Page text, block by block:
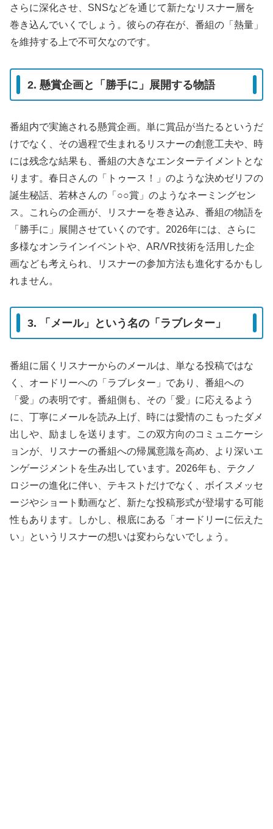
さらに深化させ、SNSなどを通じて新たなリスナー層を
巻き込んでいくでしょう。彼らの存在が、番組の「熱量」
を維持する上で不可欠なのです。
2. 懸賞企画と「勝手に」展開する物語
番組内で実施される懸賞企画。単に賞品が当たるというだ
けでなく、その過程で生まれるリスナーの創意工夫や、時
には残念な結果も、番組の大きなエンターテイメントとな
ります。春日さんの「トゥース！」のような決めゼリフの
誕生秘話、若林さんの「○○賞」のようなネーミングセン
ス。これらの企画が、リスナーを巻き込み、番組の物語を
「勝手に」展開させていくのです。2026年には、さらに
多様なオンラインイベントや、AR/VR技術を活用した企
画なども考えられ、リスナーの参加方法も進化するかもし
れません。
3. 「メール」という名の「ラブレター」
番組に届くリスナーからのメールは、単なる投稿ではな
く、オードリーへの「ラブレター」であり、番組への
「愛」の表明です。番組側も、その「愛」に応えるよう
に、丁寧にメールを読み上げ、時には愛情のこもったダメ
出しや、励ましを送ります。この双方向のコミュニケーシ
ョンが、リスナーの番組への帰属意識を高め、より深いエ
ンゲージメントを生み出しています。2026年も、テクノ
ロジーの進化に伴い、テキストだけでなく、ボイスメッセ
ージやショート動画など、新たな投稿形式が登場する可能
性もあります。しかし、根底にある「オードリーに伝えた
い」というリスナーの想いは変わらないでしょう。